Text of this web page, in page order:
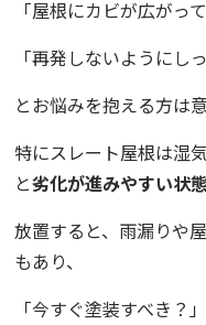
「屋根にカビが広がっ
「再発しないようにし
とお悩みを抱える方は
特にスレート屋根は湿
と劣化が進みやすい状態
放置すると、雨漏りや
もあり、
「今すぐ塗装すべき？